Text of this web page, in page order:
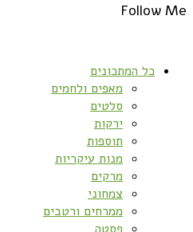
Follow Me
כל המתכונים
מאפים ולחמים
סלטים
ירקות
תוספות
מנות עיקריות
מרקים
צמחוני
ממרחים ורטבים